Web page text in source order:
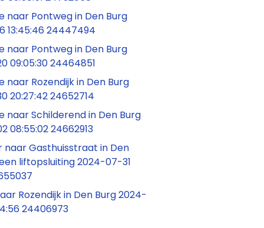
naar Pontweg in Den Burg
13:45:46 24447494
naar Pontweg in Den Burg
09:05:30 24464851
naar Rozendijk in Den Burg
20:27:42 24652714
naar Schilderend in Den Burg
08:55:02 24662913
naar Gasthuisstraat in Den
liftopsluiting 2024-07-31
Rozendijk in Den Burg 2024-
24406973